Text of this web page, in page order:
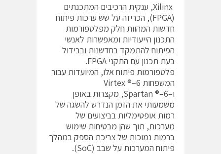
Xilinx, ענקית הרכיבים המתכנתים
(FPGA), הכריזה על שש ערכות פיתוח
חדשות המהוות חלק מפלטפורמות
התכנון הייעודיות ומאפשרות לאנשי
הפיתוח להתמקד בחדשנות ובבידול
בעת תכנון עם התקני FPGA.
פלטפורמות פיתוח אלו, המיועדות עבור
המשפחות Virtex ®–6
ו–Spartan ®–6, מקצרות באופן
משמעותי את הזמן הנדרש להשגה של
רמות אופטימליות בביצועים של
מערכות, תוך שהן מבטיחות שימוש
ברמות נמוכות של צריכת הספק במהלך
פיתוח המערכות על שבב (SoC).